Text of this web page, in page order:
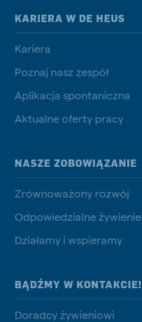
KARIERA W DE HEUS
Kariera
Poznaj nasz zespół
Aplikacja spontaniczna
Aktualne oferty pracy
NASZE ZOBOWIĄZANIE
Zrównoważony rozwój
Odpowiedzialne żywienie
Działamy i wspieramy
BĄDŹMY W KONTAKCIE!
Doradcy żywieniowi